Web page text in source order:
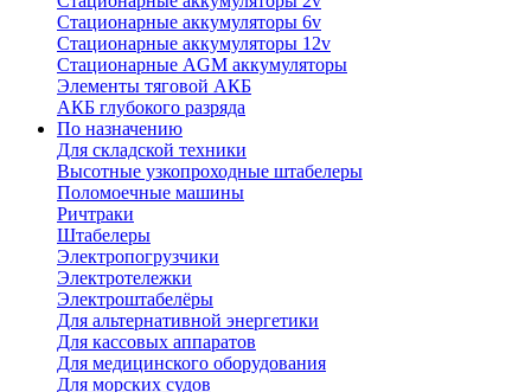
Стационарные аккумуляторы 6v
Стационарные аккумуляторы 12v
Стационарные AGM аккумуляторы
Элементы тяговой АКБ
АКБ глубокого разряда
По назначению
Для складской техники
Высотные узкопроходные штабелеры
Поломоечные машины
Ричтраки
Штабелеры
Электропогрузчики
Электротележки
Электроштабелёры
Для альтернативной энергетики
Для кассовых аппаратов
Для медицинского оборудования
Для морских судов